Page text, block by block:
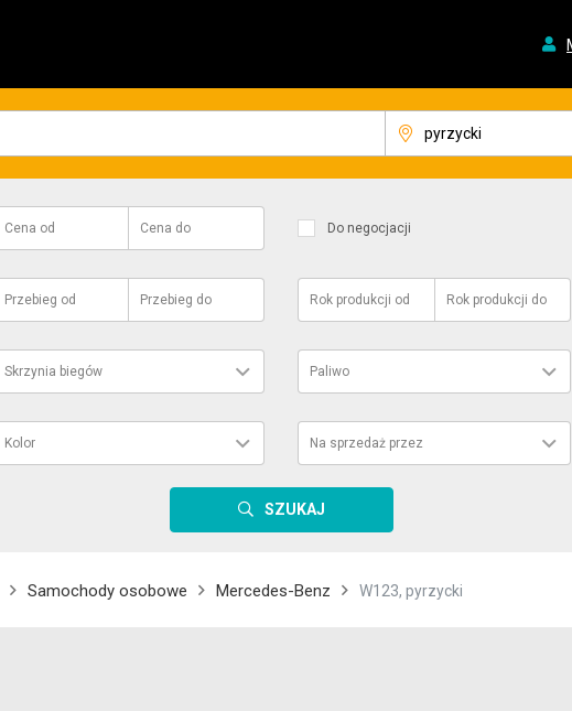
Cena od Cena do Do negocjacji
Przebieg od Przebieg do Rok produkcji od Rok produkcji do
Skrzynia biegów Paliwo
Kolor Na sprzedaż przez
SZUKAJ
Samochody osobowe Mercedes-Benz W123, pyrzycki